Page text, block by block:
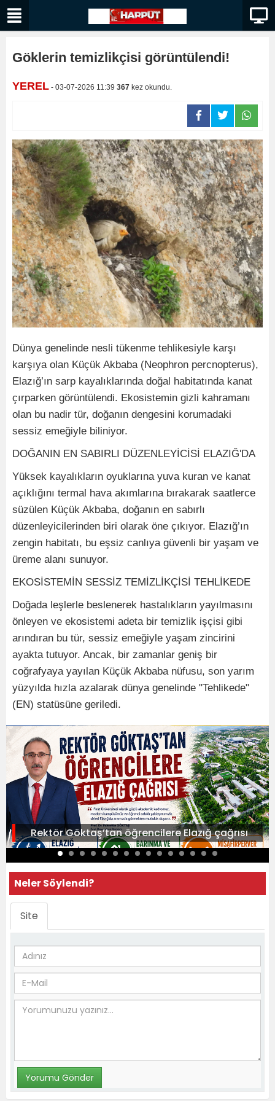
Göklerin temizlikçisi görüntülendi!
YEREL - 03-07-2026 11:39 367 kez okundu.
Dünya genelinde nesli tükenme tehlikesiyle karşı
karşıya olan Küçük Akbaba (Neophron percnopterus),
Elazığ’ın sarp kayalıklarında doğal habitatında kanat
çırparken görüntülendi. Ekosistemin gizli kahramanı
olan bu nadir tür, doğanın dengesini korumadaki
sessiz emeğiyle biliniyor.
DOĞANIN EN SABIRLI DÜZENLEYİCİSİ ELAZIĞ'DA
Yüksek kayalıkların oyuklarına yuva kuran ve kanat
açıklığını termal hava akımlarına bırakarak saatlerce
süzülen Küçük Akbaba, doğanın en sabırlı
düzenleyicilerinden biri olarak öne çıkıyor. Elazığ’ın
zengin habitatı, bu eşsiz canlıya güvenli bir yaşam ve
üreme alanı sunuyor.
EKOSİSTEMİN SESSİZ TEMİZLİKÇİSİ TEHLİKEDE
Doğada leşlerle beslenerek hastalıkların yayılmasını
önleyen ve ekosistemi adeta bir temizlik işçisi gibi
arındıran bu tür, sessiz emeğiyle yaşam zincirini
ayakta tutuyor. Ancak, bir zamanlar geniş bir
coğrafyaya yayılan Küçük Akbaba nüfusu, son yarım
yüzyılda hızla azalarak dünya genelinde "Tehlikede"
(EN) statüsüne geriledi.
Rektör Göktaş’tan öğrencilere Elazığ çağrısı
Neler Söylendi?
Site